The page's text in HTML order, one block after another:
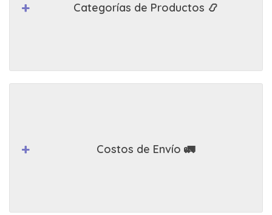
Categorías de Productos 📿
Costos de Envío 🚛